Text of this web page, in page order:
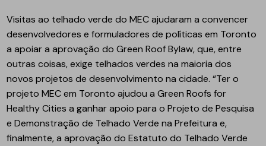
Visitas ao telhado verde do MEC ajudaram a convencer
desenvolvedores e formuladores de políticas em Toronto
a apoiar a aprovação do Green Roof Bylaw, que, entre
outras coisas, exige telhados verdes na maioria dos
novos projetos de desenvolvimento na cidade. “Ter o
projeto MEC em Toronto ajudou a Green Roofs for
Healthy Cities a ganhar apoio para o Projeto de Pesquisa
e Demonstração de Telhado Verde na Prefeitura e,
finalmente, a aprovação do Estatuto do Telhado Verde